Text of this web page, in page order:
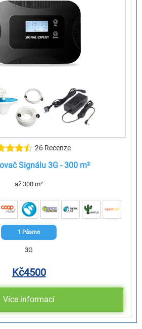
26 Recenze
Signálu 3G - 300 m²
až 300 m²
1 Pásmo
3G
Kč4500
Více informací